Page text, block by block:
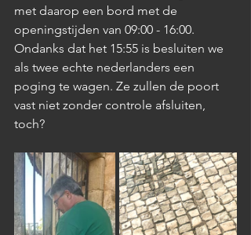
met daarop een bord met de
openingstijden van 09:00 - 16:00.
Ondanks dat het 15:55 is besluiten we
als twee echte nederlanders een
poging te wagen. Ze zullen de poort
vast niet zonder controle afsluiten,
toch?